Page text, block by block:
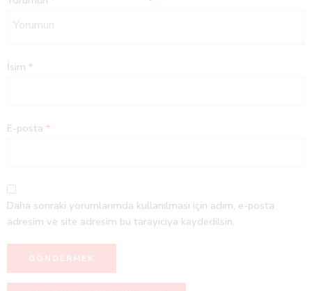
İsim *
E-posta *
Daha sonraki yorumlarımda kullanılması için adım, e-posta
adresim ve site adresim bu tarayıcıya kaydedilsin.